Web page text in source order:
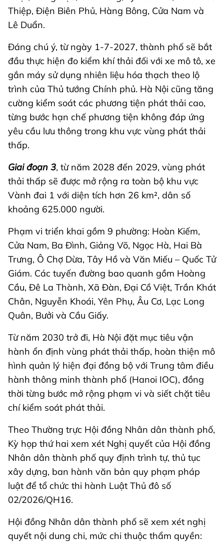
Thiệp, Điện Biên Phủ, Hàng Bông, Cửa Nam và
Lê Duẩn.
Đáng chú ý, từ ngày 1-7-2027, thành phố sẽ bắt
đầu thực hiện đo kiểm khí thải đối với xe mô tô, xe
gắn máy sử dụng nhiên liệu hóa thạch theo lộ
trình của Thủ tướng Chính phủ. Hà Nội cũng tăng
cường kiểm soát các phương tiện phát thải cao,
từng bước hạn chế phương tiện không đáp ứng
yêu cầu lưu thông trong khu vực vùng phát thải
thấp.
Giai đoạn 3, từ năm 2028 đến 2029, vùng phát
thải thấp sẽ được mở rộng ra toàn bộ khu vực
Vành đai 1 với diện tích hơn 26 km², dân số
khoảng 625.000 người.
Phạm vi triển khai gồm 9 phường: Hoàn Kiếm,
Cửa Nam, Ba Đình, Giảng Võ, Ngọc Hà, Hai Bà
Trưng, Ô Chợ Dừa, Tây Hồ và Văn Miếu – Quốc Tử
Giám. Các tuyến đường bao quanh gồm Hoàng
Cầu, Đê La Thành, Xã Đàn, Đại Cồ Việt, Trần Khát
Chân, Nguyễn Khoái, Yên Phụ, Âu Cơ, Lạc Long
Quân, Bưởi và Cầu Giấy.
Từ năm 2030 trở đi, Hà Nội đặt mục tiêu vận
hành ổn định vùng phát thải thấp, hoàn thiện mô
hình quản lý hiện đại đồng bộ với Trung tâm điều
hành thông minh thành phố (Hanoi IOC), đồng
thời từng bước mở rộng phạm vi và siết chặt tiêu
chí kiểm soát phát thải.
Theo Thường trực Hội đồng Nhân dân thành phố,
Kỳ họp thứ hai xem xét Nghị quyết của Hội đồng
Nhân dân thành phố quy định trình tự, thủ tục
xây dựng, ban hành văn bản quy phạm pháp
luật để tổ chức thi hành Luật Thủ đô số
02/2026/QH16.
Hội đồng Nhân dân thành phố sẽ xem xét nghị
quyết nội dung chi, mức chi thuộc thẩm quyền: